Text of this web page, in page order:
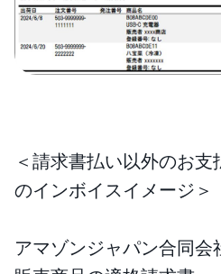
＜請求書払い以外のお
のインボイスイメージ＞
アマゾンジャパン合同会